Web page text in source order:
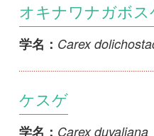
キタノカワズスゲ
ヒメアゼスゲ